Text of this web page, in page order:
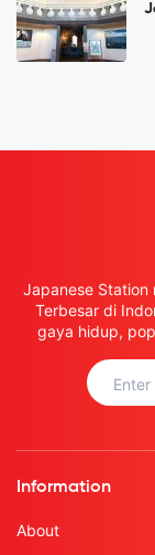
Japanese Station
Terbesar di
gaya hidup,
Information
About